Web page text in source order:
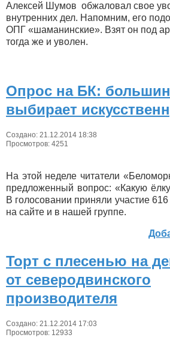
Алексей Шумов обжаловал свое
внутренних дел. Напомним, его
ОПГ «шаманинские». Взят он под
тогда же и уволен.
Опрос на БК:
выбирает
Создано: 21.12.2014 18:38
Просмотров: 4251
На этой неделе читатели
предложенный вопрос: «Какую
В голосовании приняли участие
на сайте и в нашей группе.
Торт с плесенью на
от северодвинского
производителя
Создано: 21.12.2014 17:03
Просмотров: 12933